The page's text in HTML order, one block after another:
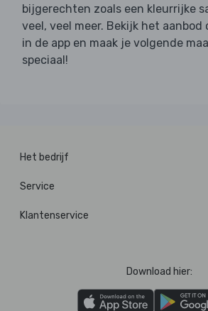
bijgerechten zoals een kleurrijke
veel, veel meer. Bekijk het aanbod
in de app en maak je volgende
speciaal!
Het bedrijf
Service
Klantenservice
Download hier: